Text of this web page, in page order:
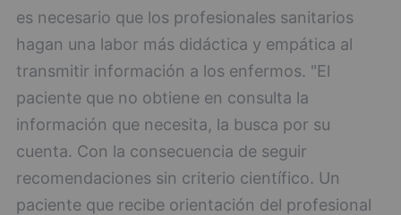
es necesario que los profesionales sanitarios
hagan una labor más didáctica y empática al
transmitir información a los enfermos. "El
paciente que no obtiene en consulta la
información que necesita, la busca por su
cuenta. Con la consecuencia de seguir
recomendaciones sin criterio científico. Un
paciente que recibe orientación del profesional